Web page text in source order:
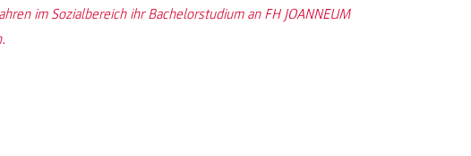
im Sozialbereich ihr Bachelorstudium an FH JOANNEUM